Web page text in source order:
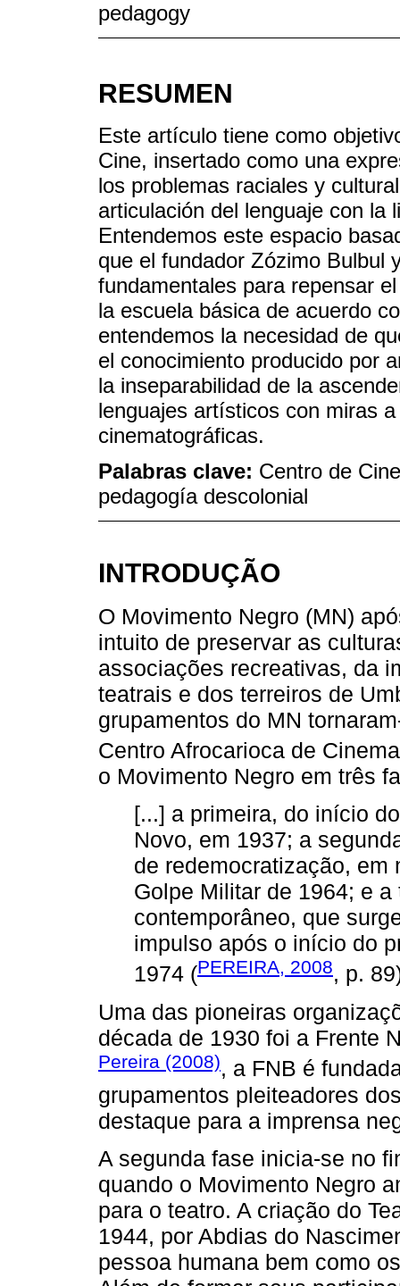
pedagogy
RESUMEN
Este artículo tiene como
Cine, insertado como una
los problemas raciales y
articulación del lenguaje con la
Entendemos este espacio
que el fundador Zózimo Bulbul
fundamentales para repensar
la escuela básica de acuerdo
entendemos la necesidad de
el conocimiento producido por
la inseparabilidad de la
lenguajes artísticos con miras
cinematográficas.
Palabras clave: Centro de
pedagogía descolonial
INTRODUÇÃO
O Movimento Negro (MN)
intuito de preservar as
associações recreativas, da
teatrais e dos terreiros de
grupamentos do MN
Centro Afrocarioca de
o Movimento Negro em três
[...] a primeira, do início
Novo, em 1937; a
de redemocratização, em
Golpe Militar de 1964; e
contemporâneo, que
impulso após o início do
1974 (PEREIRA, 2008, p.
Uma das pioneiras
década de 1930 foi a Frente
Pereira (2008), a FNB é
grupamentos pleiteadores
destaque para a imprensa
A segunda fase inicia-se no
quando o Movimento Negro
para o teatro. A criação do
1944, por Abdias do
pessoa humana bem como